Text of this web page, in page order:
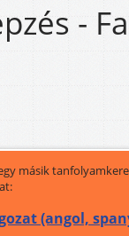
-
másik
(angol,